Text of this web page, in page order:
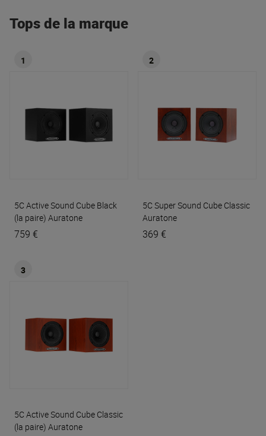
Tops de la marque
1
5C Active Sound Cube Black
(la paire) Auratone
759 €
2
5C Super Sound Cube Classic
Auratone
369 €
3
5C Active Sound Cube Classic
(la paire) Auratone